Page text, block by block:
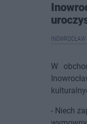
INOWROCŁAW
W
- Niech